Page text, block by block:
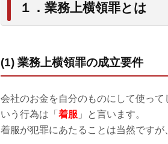
１．業務上横領罪とは
(1) 業務上横領罪の成立要件
会社のお金を自分のものにして使っ
いう行為は「 着服 」と言います。
着服が犯罪にあたることは当然ですが